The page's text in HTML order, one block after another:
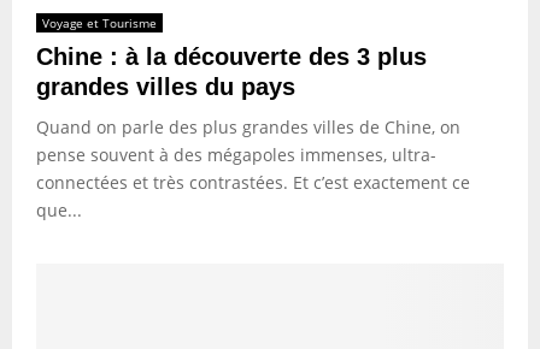
Voyage et Tourisme
Chine : à la découverte des 3 plus
grandes villes du pays
Quand on parle des plus grandes villes de Chine, on
pense souvent à des mégapoles immenses, ultra-
connectées et très contrastées. Et c’est exactement ce
que...